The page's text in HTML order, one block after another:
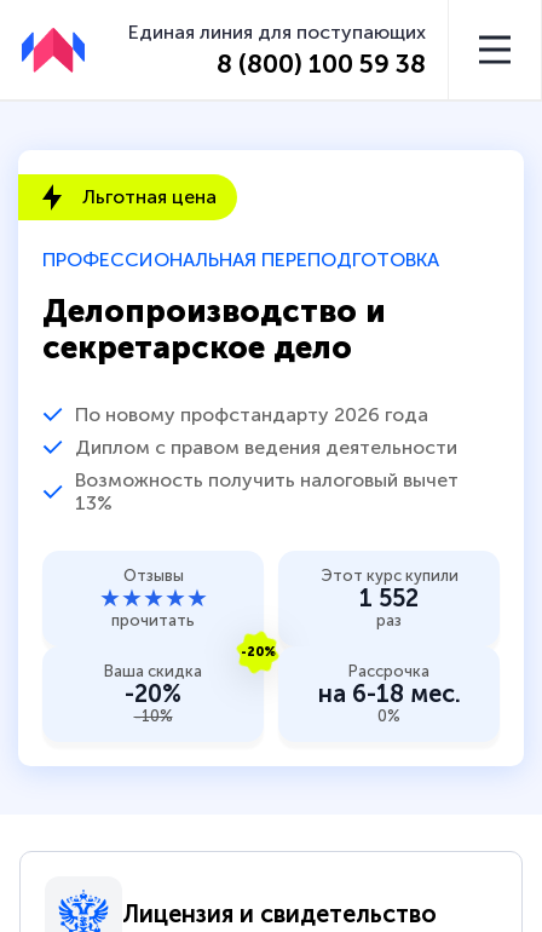
Единая линия для поступающих
8 (800) 100 59 38
ПРОФЕССИОНАЛЬНАЯ ПЕРЕПОДГОТОВКА
Делопроизводство и
секретарское дело
По новому профстандарту 2026 года
Диплом с правом ведения деятельности
Возможность получить налоговый вычет
13%
Льготная цена
Отзывы
★★★★★
прочитать
Этот курс купили
1 552
раз
-20%
Ваша скидка
-20%
-10%
Рассрочка
на 6-18 мес.
0%
Лицензия и свидетельство